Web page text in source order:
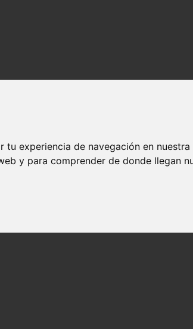
experiencia de navegación en
y para comprender de donde llegan